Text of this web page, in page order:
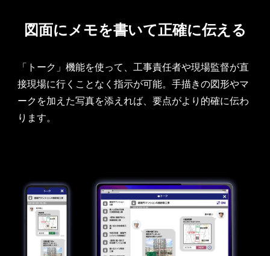
図面にメモを書いて正確に伝える
「トーク」機能を使って、工事責任者や現場監督が直
接現場に行くことなく指示が可能。手描きの図形やマ
ークを加えた写真を添えれば、要点がより的確に伝わ
ります。